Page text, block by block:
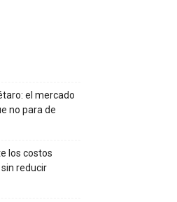
el mercado
no para de
los costos
reducir